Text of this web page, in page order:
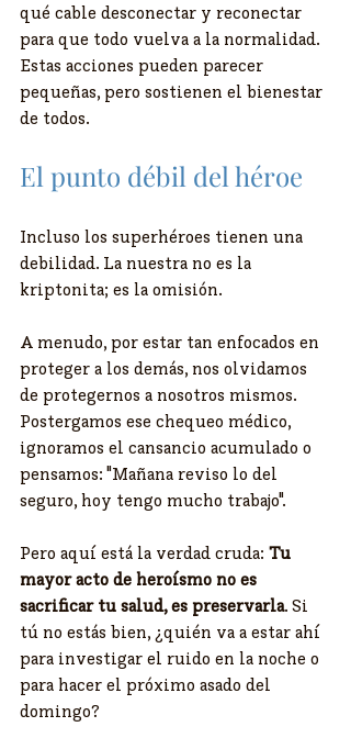
qué cable desconectar y reconectar
para que todo vuelva a la normalidad.
Estas acciones pueden parecer
pequeñas, pero sostienen el bienestar
de todos.
El punto débil del héroe
Incluso los superhéroes tienen una
debilidad. La nuestra no es la
kriptonita; es la omisión.
A menudo, por estar tan enfocados en
proteger a los demás, nos olvidamos
de protegernos a nosotros mismos.
Postergamos ese chequeo médico,
ignoramos el cansancio acumulado o
pensamos: "Mañana reviso lo del
seguro, hoy tengo mucho trabajo".
Pero aquí está la verdad cruda: Tu
mayor acto de heroísmo no es
sacrificar tu salud, es preservarla. Si
tú no estás bien, ¿quién va a estar ahí
para investigar el ruido en la noche o
para hacer el próximo asado del
domingo?